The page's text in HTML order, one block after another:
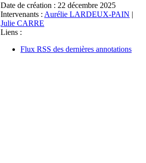
Date de création : 22 décembre 2025
Intervenants : Aurélie LARDEUX-PAIN |
Julie CARRE
Liens :
Flux RSS des dernières annotations